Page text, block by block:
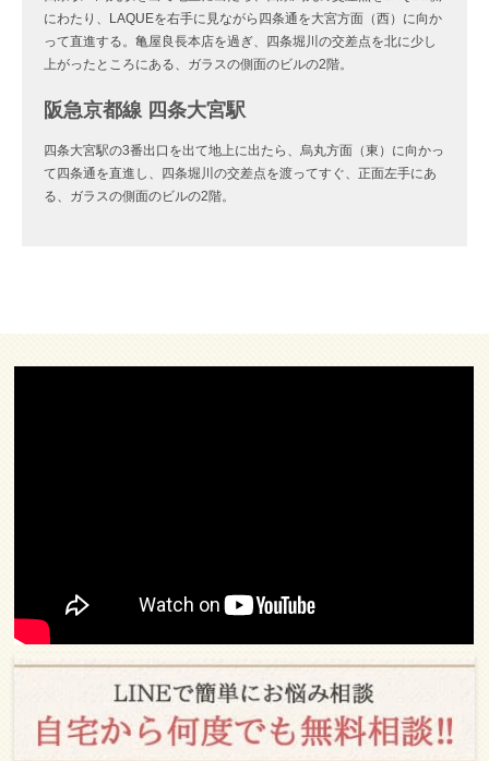
にわたり、LAQUEを右手に見ながら四条通を大宮方面（西）に向か
って直進する。亀屋良長本店を過ぎ、四条堀川の交差点を北に少し
上がったところにある、ガラスの側面のビルの2階。
阪急京都線 四条大宮駅
四条大宮駅の3番出口を出て地上に出たら、烏丸方面（東）に向かっ
て四条通を直進し、四条堀川の交差点を渡ってすぐ、正面左手にあ
る、ガラスの側面のビルの2階。